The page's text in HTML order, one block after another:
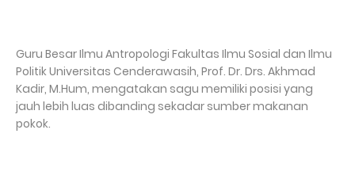
Guru Besar Ilmu Antropologi Fakultas Ilmu Sosial dan Ilmu
Politik Universitas Cenderawasih, Prof. Dr. Drs. Akhmad
Kadir, M.Hum, mengatakan sagu memiliki posisi yang
jauh lebih luas dibanding sekadar sumber makanan
pokok.